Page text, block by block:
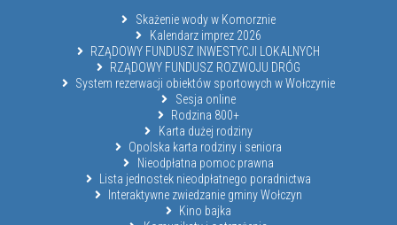
Skażenie wody w Komorznie
Kalendarz imprez 2026
RZĄDOWY FUNDUSZ INWESTYCJI LOKALNYCH
RZĄDOWY FUNDUSZ ROZWOJU DRÓG
System rezerwacji obiektów sportowych w Wołczynie
Sesja online
Rodzina 800+
Karta dużej rodziny
Opolska karta rodziny i seniora
Nieodpłatna pomoc prawna
Lista jednostek nieodpłatnego poradnictwa
Interaktywne zwiedzanie gminy Wołczyn
Kino bajka